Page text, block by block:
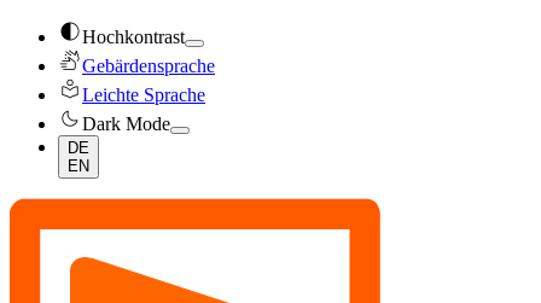
contrastHochkontrast
sign_languageGebärdensprache
local_libraryLeichte Sprache
dark_modeDark Mode
DE
EN